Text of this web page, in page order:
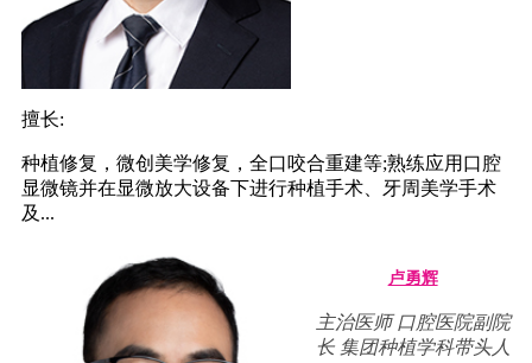
擅长:
种植修复，微创美学修复，全口咬合重建等;熟练应用口腔
显微镜并在显微放大设备下进行种植手术、牙周美学手术
及...
卢勇辉
主治医师 口腔医院副院
长 集团种植学科带头人